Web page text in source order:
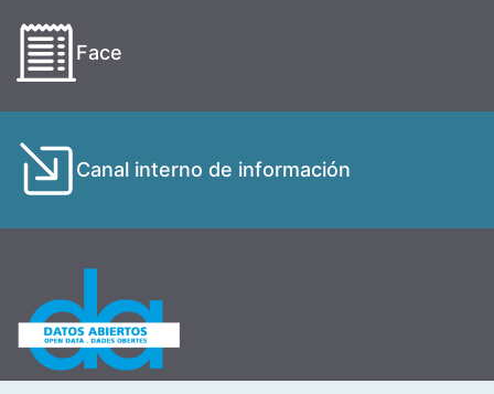
Face
Canal interno de información